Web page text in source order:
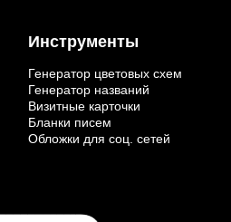
Инструменты
Генератор цветовых схем
Генератор названий
Визитные карточки
Бланки писем
Обложки для соц. сетей